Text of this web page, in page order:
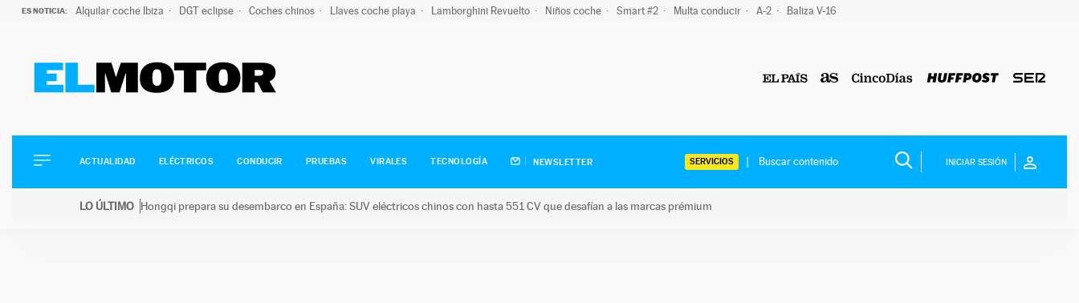
ES NOTICIA: Alquilar coche Ibiza DGT eclipse Coches chinos Llaves coche playa Lamborghini Revuelto Niños coche Smart #2 Multa conducir A-2 Baliza V-16
ELÉCTRICOS
CONDUCIR
ACTUALIDAD ELÉCTRICOS CONDUCIR PRUEBAS VIRALES TECNOLOGÍA NEWSLETTER SERVICIOS INICIAR SESIÓN
LO ÚLTIMO Hongqi prepara su desembarco en España: SUV eléctricos chinos con hasta 551 CV que desafían a las marcas prémium